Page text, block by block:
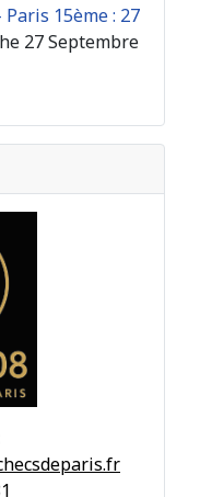
15ème : 27
27 Septembre